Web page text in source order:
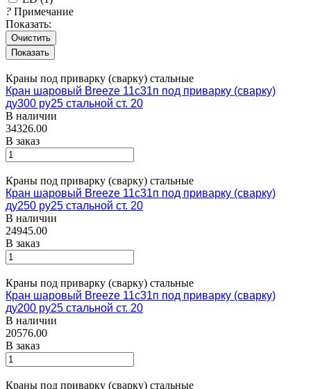
? Примечание
Показать:
Очистить
Краны под приварку (сварку) стальные
Кран шаровый Breeze 11с31п под приварку (сварку)
ду300 ру25 стальной ст. 20
В наличии
34326.00
В заказ
Краны под приварку (сварку) стальные
Кран шаровый Breeze 11с31п под приварку (сварку)
ду250 ру25 стальной ст. 20
В наличии
24945.00
В заказ
Краны под приварку (сварку) стальные
Кран шаровый Breeze 11с31п под приварку (сварку)
ду200 ру25 стальной ст. 20
В наличии
20576.00
В заказ
Краны под приварку (сварку) стальные